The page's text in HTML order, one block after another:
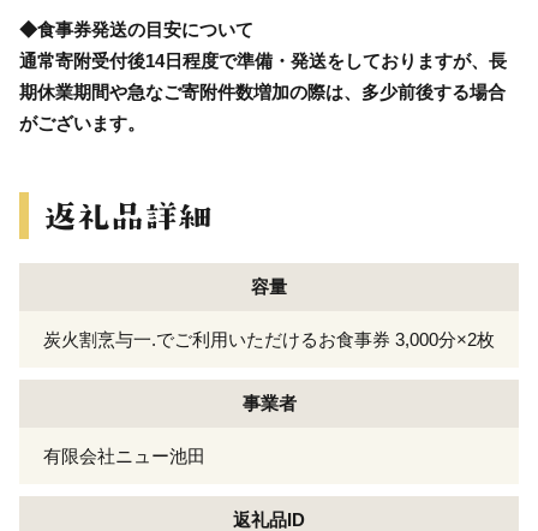
◆食事券発送の目安について
通常寄附受付後14日程度で準備・発送をしておりますが、長
期休業期間や急なご寄附件数増加の際は、多少前後する場合
がございます。
容量
炭火割烹与一.でご利用いただけるお食事券 3,000分×2枚
事業者
有限会社ニュー池田
返礼品ID